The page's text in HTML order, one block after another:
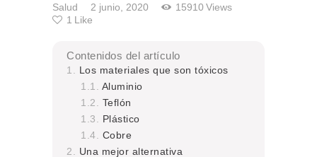
Salud 2 junio, 2020 15910 Views
1 Like
Contenidos del artículo
Los materiales que son tóxicos
Aluminio
Teflón
Plástico
Cobre
Una mejor alternativa